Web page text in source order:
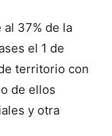
al 37% de la
el 1 de
territorio con
de ellos
y otra